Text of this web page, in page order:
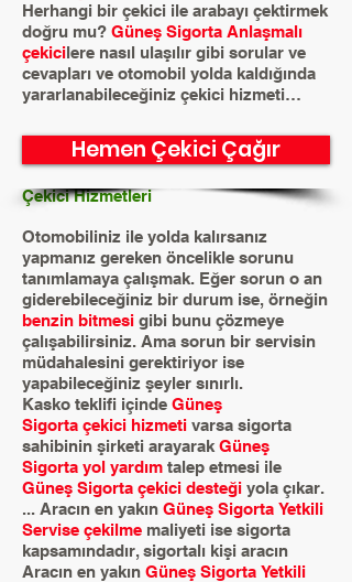
Herhangi bir çekici ile arabayı çektirmek
doğru mu? Güneş Sigorta Anlaşmalı
çekicilere nasıl ulaşılır gibi sorular ve
cevapları ve otomobil yolda kaldığında
yararlanabileceğiniz çekici hizmeti…
Çekici Hizmetleri
Otomobiliniz ile yolda kalırsanız
yapmanız gereken öncelikle sorunu
tanımlamaya çalışmak. Eğer sorun o an
giderebileceğiniz bir durum ise, örneğin
benzin bitmesi gibi bunu çözmeye
çalışabilirsiniz. Ama sorun bir servisin
müdahalesini gerektiriyor ise
yapabileceğiniz şeyler sınırlı.
Kasko teklifi içinde Güneş
Sigorta çekici hizmeti varsa sigorta
sahibinin şirketi arayarak Güneş
Sigorta yol yardım talep etmesi ile
Güneş Sigorta çekici desteği yola çıkar.
... Aracın en yakın Güneş Sigorta Yetkili
Servise çekilme maliyeti ise sigorta
kapsamındadır, sigortalı kişi aracın
Aracın en yakın Güneş Sigorta Yetkili
Hemen Çekici Çağır